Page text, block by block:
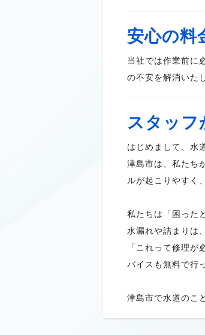
安心の料
当社では作業前に
の不安を解消いた
スタッフ
はじめまして、水
津島市は、私たち
ルが起こりやすく
私たちは「困った
水漏れや詰まりは
「これって修理
バイスも無料で行
津島市で水道のこ